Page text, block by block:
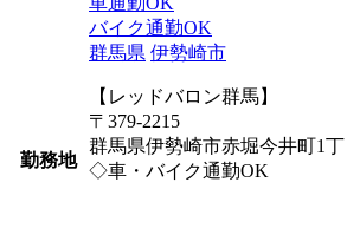
勤務地
バイク通勤OK
群馬県 伊勢崎市
【レッドバロン群馬】
〒379-2215
群馬県伊勢崎市赤堀今井町1丁
◇車・バイク通勤OK